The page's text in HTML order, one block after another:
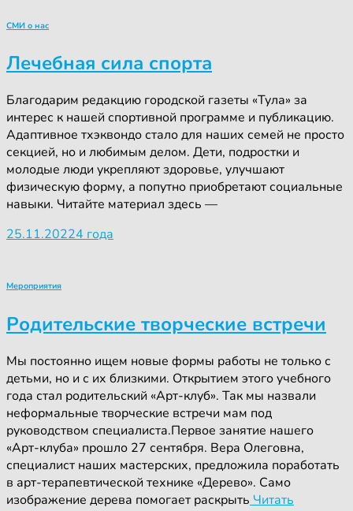
СМИ о нас
Лечебная сила спорта
Благодарим редакцию городской газеты «Тула» за
интерес к нашей спортивной программе и публикацию.
Адаптивное тхэквондо стало для наших семей не просто
секцией, но и любимым делом. Дети, подростки и
молодые люди укрепляют здоровье, улучшают
физическую форму, а попутно приобретают социальные
навыки. Читайте материал здесь —
25.11.20224 года
Мероприятия
Родительские творческие встречи
Мы постоянно ищем новые формы работы не только с
детьми, но и с их близкими. Открытием этого учебного
года стал родительский «Арт-клуб». Так мы назвали
неформальные творческие встречи мам под
руководством специалиста.Первое занятие нашего
«Арт-клуба» прошло 27 сентября. Вера Олеговна,
специалист наших мастерских, предложила поработать
в арт-терапевтической технике «Дерево». Само
изображение дерева помогает раскрыть Читать